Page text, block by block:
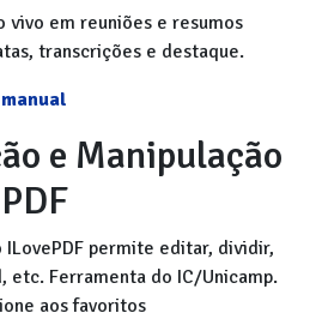
vivo em reuniões e resumos
transcrições e destaque.
manual
e Manipulação
ILovePDF permite editar, dividir,
etc. Ferramenta do IC/Unicamp.
aos favoritos